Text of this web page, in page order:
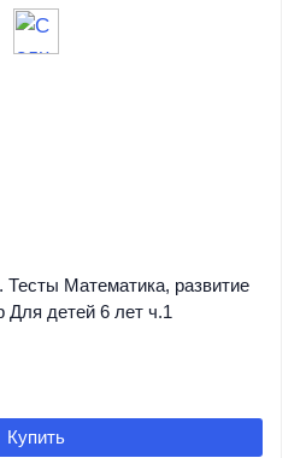
Математика, развитие
детей 6 лет ч.1
Купить